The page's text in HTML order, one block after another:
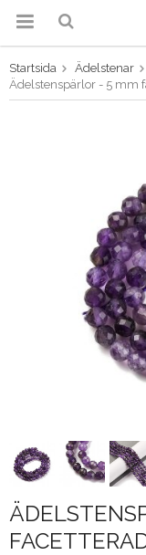
Startsida Ädelstenar
Ädelstenspärlor - 5 mm